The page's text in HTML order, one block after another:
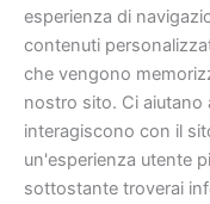
esperienza di
contenuti
che vengono
nostro sito. Ci aiutano
interagiscono con il
un'esperienza utente
sottostante troverai